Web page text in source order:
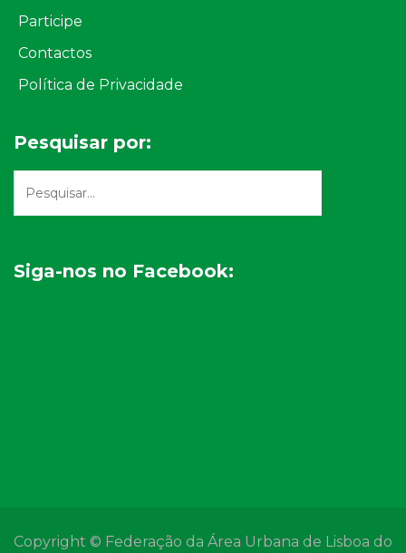
Participe
Contactos
Política de Privacidade
Pesquisar por:
Siga-nos no Facebook:
Copyright © Federação da Área Urbana de Lisboa do